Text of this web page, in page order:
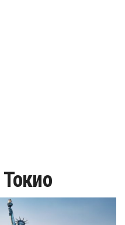
Токио